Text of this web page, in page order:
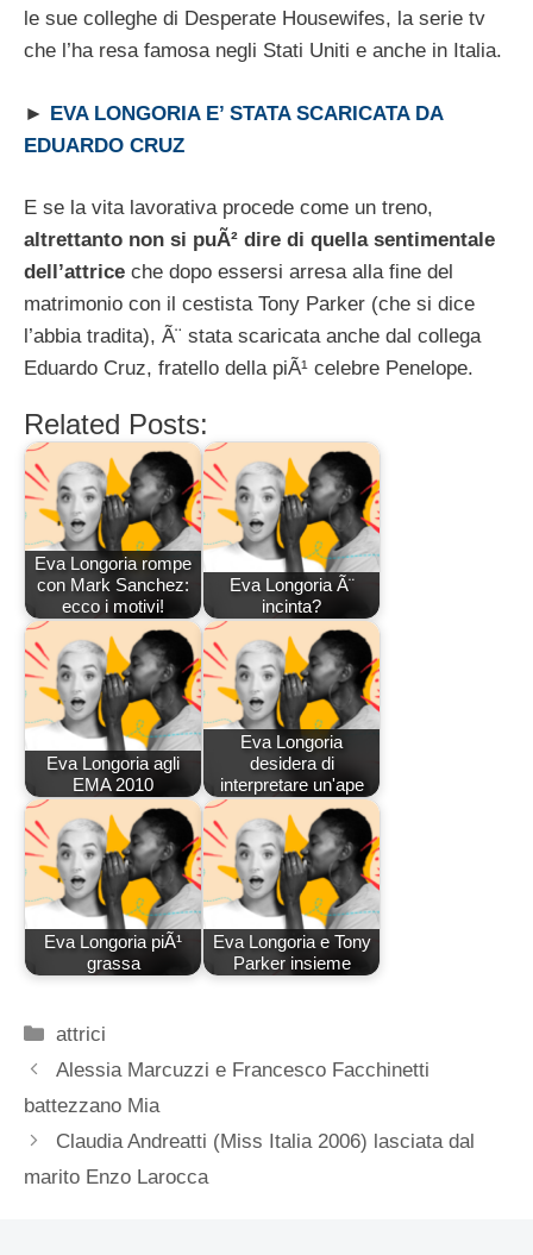
le sue colleghe di Desperate Housewifes, la serie tv
che l’ha resa famosa negli Stati Uniti e anche in Italia.
► EVA LONGORIA E’ STATA SCARICATA DA
EDUARDO CRUZ
E se la vita lavorativa procede come un treno,
altrettanto non si puÃ² dire di quella sentimentale
dell’attrice che dopo essersi arresa alla fine del
matrimonio con il cestista Tony Parker (che si dice
l’abbia tradita), Ã¨ stata scaricata anche dal collega
Eduardo Cruz, fratello della piÃ¹ celebre Penelope.
Related Posts:
Eva Longoria rompe
con Mark Sanchez:
ecco i motivi!
Eva Longoria Ã¨
incinta?
Eva Longoria agli
EMA 2010
Eva Longoria
desidera di
interpretare un'ape
Eva Longoria piÃ¹
grassa
Eva Longoria e Tony
Parker insieme
Categorie
attrici
Alessia Marcuzzi e Francesco Facchinetti
battezzano Mia
Claudia Andreatti (Miss Italia 2006) lasciata dal
marito Enzo Larocca